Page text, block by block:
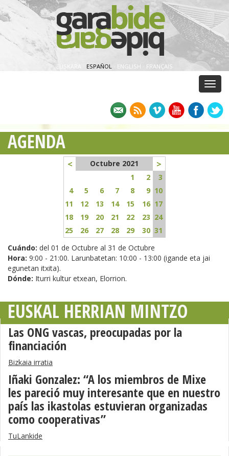
EUSKARA ESPAÑOL · ENGLISH · FRANÇAIS
AGENDA
< Octubre 2021 >
1 2
3
4
5 6 7 8 9 10
11
12 13 14 15 16 17
18
19 20 21 22 23 24
25
26 27 28 29 30 31
Cuándo: del 01 de Octubre al 31 de Octubre
Hora: 9:00 - 21:00. Larunbatetan: 10:00 - 13:00 (igande eta jai
egunetan itxita).
Dónde: Iturri kultur etxean, Elorrion.
EUSKAL HERRIAN MINTZO
Las ONG vascas, preocupadas por la
financiación
Bizkaia irratia
Iñaki Gonzalez: “A los miembros de Mixe
les pareció muy interesante que en nuestro
país las ikastolas estuvieran organizadas
como cooperativas”
TuLankide